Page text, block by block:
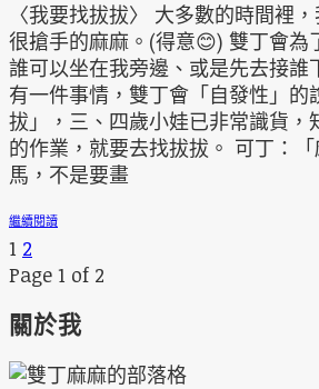
〈我要找拔拔〉 大多數的時間裡
很搶手的麻麻。(得意😊) 雙丁會為
誰可以坐在我旁邊、或是先去接誰
有一件事情，雙丁會「自發性」的
拔」，三、四歲小娃已非常識貨，
的作業，就要去找拔拔。 可丁：
馬，不是要畫
繼續閱讀
1 2
Page 1 of 2
關於我